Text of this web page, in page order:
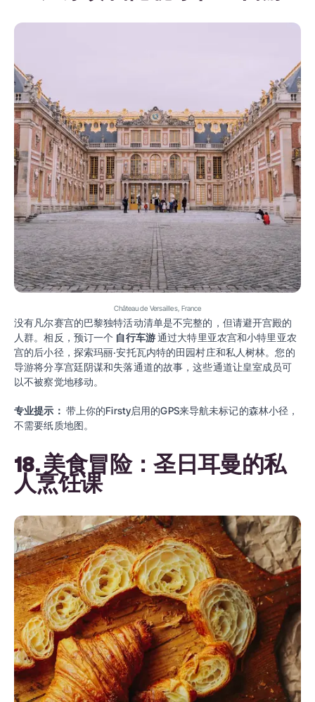
Château de Versailles, France
没有凡尔赛宫的巴黎独特活动清单是不完整的，但请避开宫殿的
人群。相反，预订一个 自行车游通过大特里亚农宫和小特里亚农
宫的后小径，探索玛丽·安托瓦内特的田园村庄和私人树林。您的
导游将分享宫廷阴谋和失落通道的故事，这些通道让皇室成员可
以不被察觉地移动。
专业提示： 带上你的Firsty启用的GPS来导航未标记的森林小径，
不需要纸质地图。
18. 美食冒险：圣日耳曼的私
人烹饪课